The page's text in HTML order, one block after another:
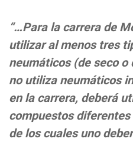
“…Para la carrera de
utilizar al menos tres
neumáticos (de seco
no utiliza neumáticos
en la carrera, deberá
compuestos
de los cuales uno